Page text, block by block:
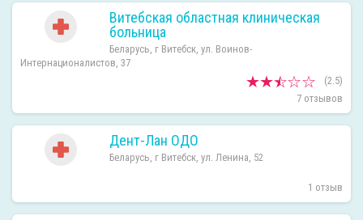
Витебская областная клиническая
больница
Беларусь, г Витебск, ул. Воинов-
Интернационалистов, 37
(2.5)
7 отзывов
Дент-Лан ОДО
Беларусь, г Витебск, ул. Ленина, 52
1 отзыв